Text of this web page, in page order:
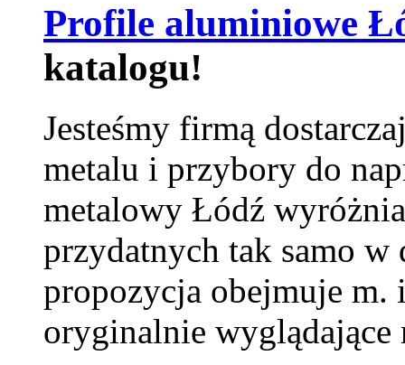
Profile aluminiowe
katalogu!
Jesteśmy firmą
metalu i przybory do
metalowy Łódź
przydatnych tak samo w
propozycja obejmuje m.
oryginalnie wyglądające